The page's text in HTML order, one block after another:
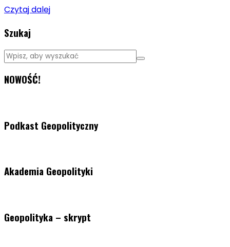
Czytaj dalej
Szukaj
NOWOŚĆ!
Podkast Geopolityczny
Akademia Geopolityki
Geopolityka – skrypt